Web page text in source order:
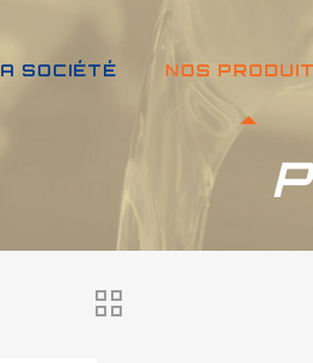
LA SOCIÉTÉ NOS